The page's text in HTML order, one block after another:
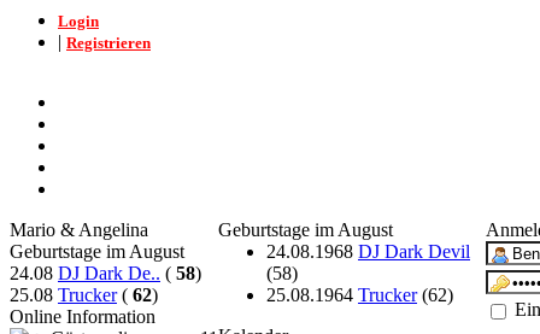
Login
| Registrieren
Mario & Angelina
Geburtstage im August
24.08 DJ Dark De.. ( 58)
25.08 Trucker( 62)
Online Information
Geburtstage im August
24.08.1968 DJ Dark Devil
(58)
25.08.1964 Trucker(62)